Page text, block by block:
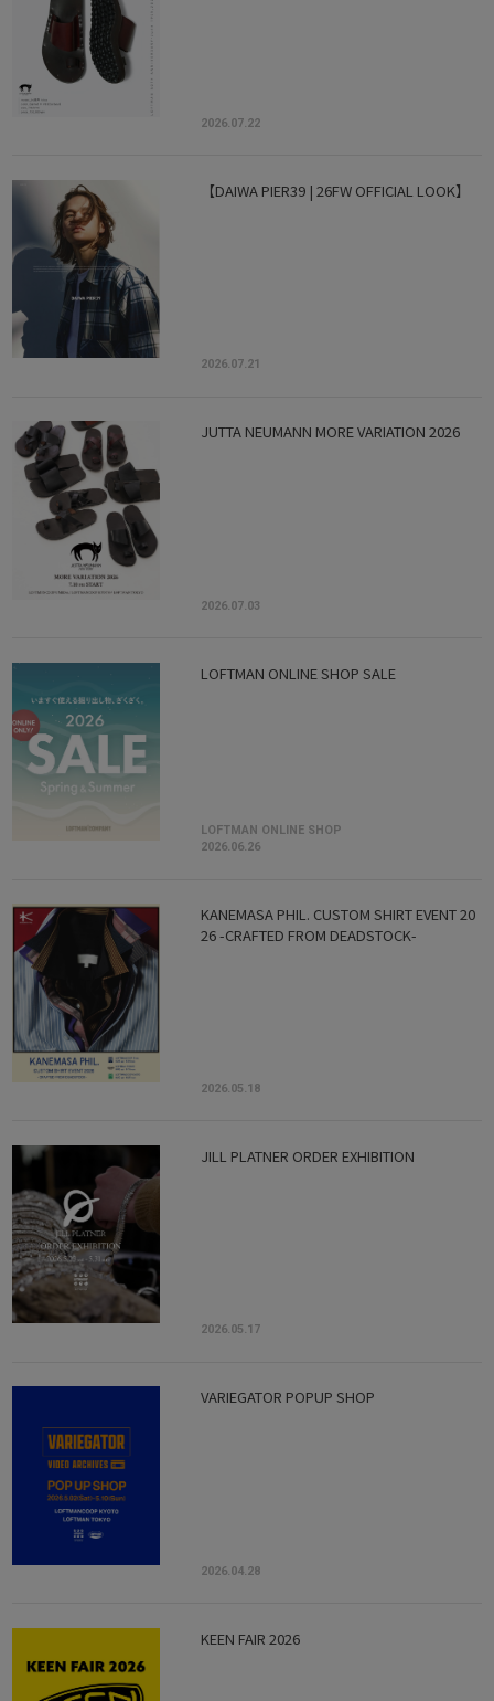
2026.07.22
【DAIWA PIER39 | 26FW OFFICIAL LOOK】
2026.07.21
JUTTA NEUMANN MORE VARIATION 2026
2026.07.03
LOFTMAN ONLINE SHOP SALE
LOFTMAN ONLINE SHOP
2026.06.26
KANEMASA PHIL. CUSTOM SHIRT EVENT 20
26 -CRAFTED FROM DEADSTOCK-
2026.05.18
JILL PLATNER ORDER EXHIBITION
2026.05.17
VARIEGATOR POPUP SHOP
2026.04.28
KEEN FAIR 2026